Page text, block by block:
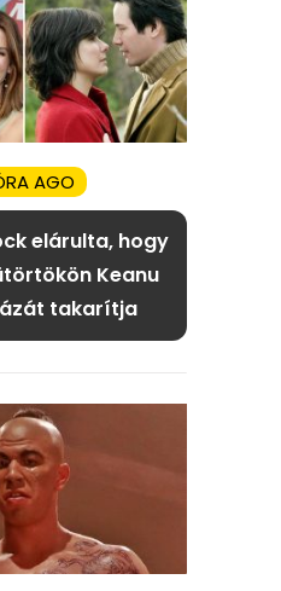
AGO
elárulta, hogy
Keanu
takarítja